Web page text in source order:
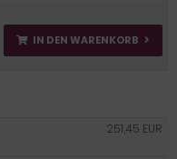
IN DEN WARENKORB
251,45 EUR